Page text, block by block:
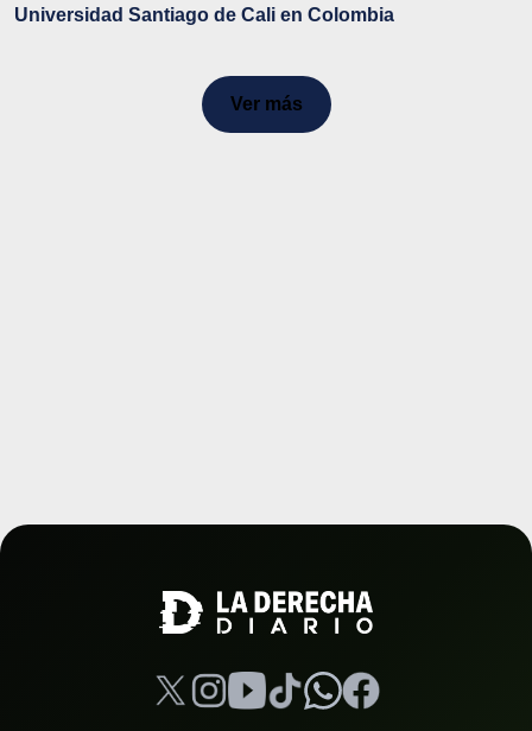
Universidad Santiago de Cali en Colombia
Ver más